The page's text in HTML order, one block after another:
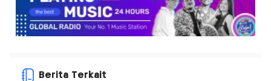
Berita Terkait